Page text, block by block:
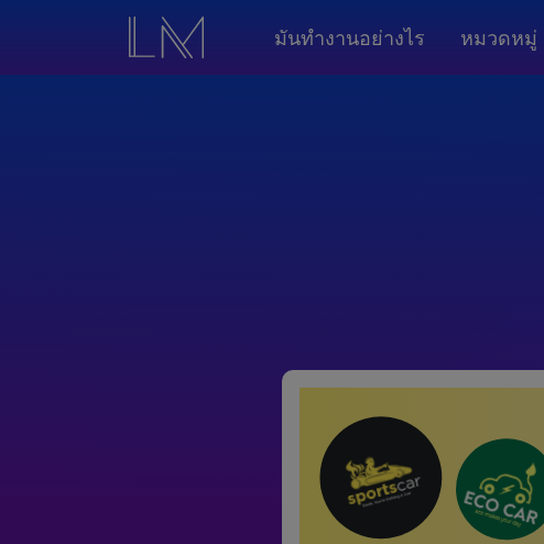
มันทำงานอย่างไร หมวดหมู่